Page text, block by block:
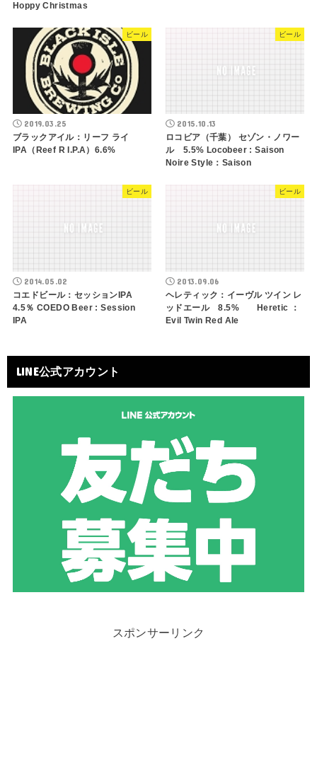
Hoppy Christmas
ビール
2019.03.25
ブラックアイル：リーフ ライ
IPA（Reef R I.P.A）6.6%
ビール
2015.10.13
ロコビア（千葉） セゾン・ノワー
ル 5.5% Locobeer : Saison
Noire Style：Saison
ビール
2014.05.02
コエドビール：セッションIPA
4.5％ COEDO Beer : Session
IPA
ビール
2013.09.06
ヘレティック：イーヴル ツイン レ
ッドエール 8.5% Heretic ：
Evil Twin Red Ale
LINE公式アカウント
スポンサーリンク